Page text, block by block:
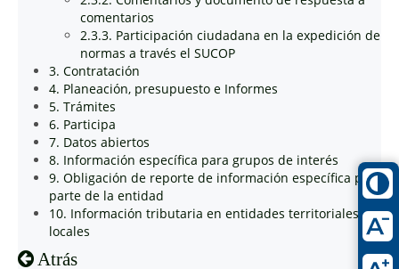
comentarios
2.3.3. Participación ciudadana en la expedición de
normas a través el SUCOP
3. Contratación
4. Planeación, presupuesto e Informes
5. Trámites
6. Participa
7. Datos abiertos
8. Información específica para grupos de interés
9. Obligación de reporte de información específica por
parte de la entidad
10. Información tributaria en entidades territoriales
locales
Atrás